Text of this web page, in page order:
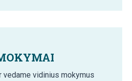
vedame vidinius mokymus